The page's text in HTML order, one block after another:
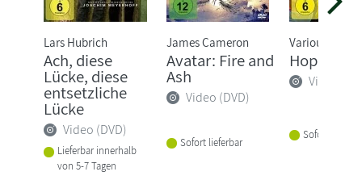
Lars Hubrich
Ach, diese
Lücke, diese
entsetzliche
Lücke
Video (DVD)
Lieferbar innerhalb
von 5-7 Tagen
James Cameron
Avatar: Fire and
Ash
Video (DVD)
Sofort lieferbar
Various
Hoppers
Video
Sofort